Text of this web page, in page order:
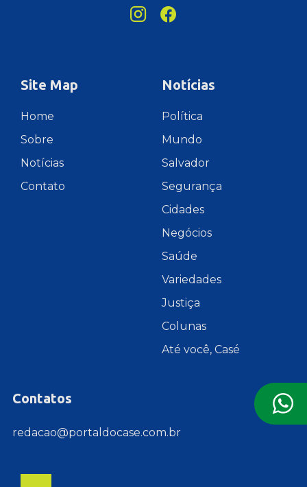
Site Map
Home
Sobre
Notícias
Contato
Notícias
Política
Mundo
Salvador
Segurança
Cidades
Negócios
Saúde
Variedades
Justiça
Colunas
Até você, Casé
Contatos
redacao@portaldocase.com.br